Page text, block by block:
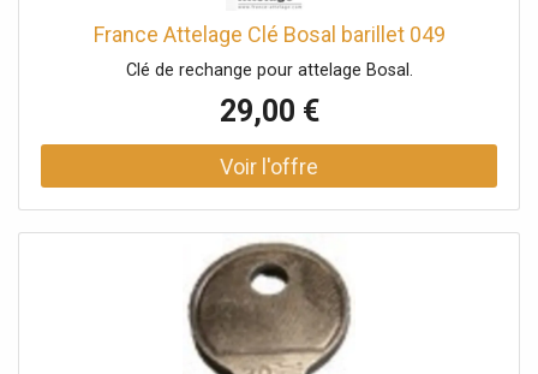
France Attelage Clé Bosal barillet 049
Clé de rechange pour attelage Bosal.
29,00 €